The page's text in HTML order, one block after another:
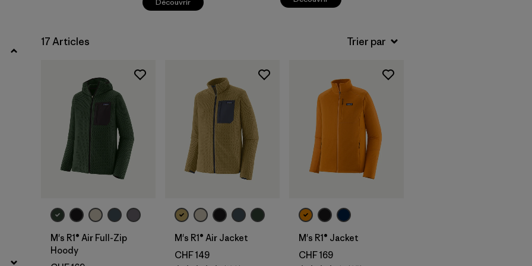
Découvrir
17 Articles
M's R1® Air Full-Zip
Hoody
M's R1® Air Jacket
CHF 149
M's R1® Jacket
CHF 169